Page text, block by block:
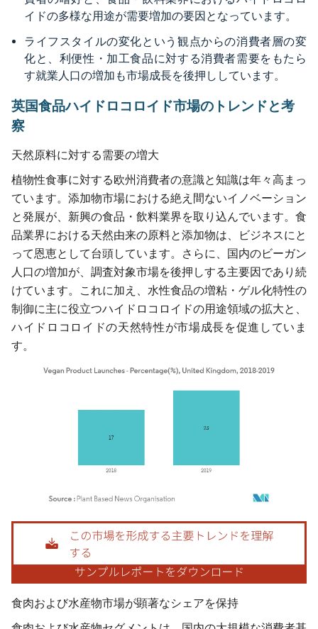
イドの多様な用途が需要増加の要因となっています。
ライフスタイルの変化という観点からの消費者層の変
化と、利便性・加工食品に対する消費者需要をもたら
す就業人口の増加も市場成長を後押ししています。
英国食品ハイドロコロイド市場のトレンドと考
察
天然原料に対する需要の増大
植物性食事に対する欧州消費者の意識と知識は年々高まっ
ています。添加物市場における絶え間ないイノベーション
と発展が、新興の食品・飲料業界を取り込んでいます。食
品業界における天然由来の原料と添加物は、ビジネスにと
って恩恵として台頭しています。さらに、国内のビーガン
人口の増加が、調査対象市場を後押しする主要因であり続
けています。これに加え、水性食品の増粘・ゲル化特性の
制御に主に役立つハイドロコロイドの用途領域の拡大と、
ハイドロコロイドの天然特性が市場成長を促進していま
す。
画像 © Mordor Intelligence。再利用にはCC BY 4.0の表示が必要です。
食肉および水産物市場が顕著なシェアを保持